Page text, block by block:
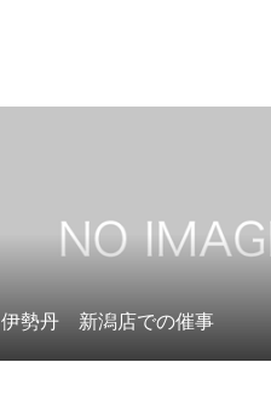
伊勢丹 新潟店での催事